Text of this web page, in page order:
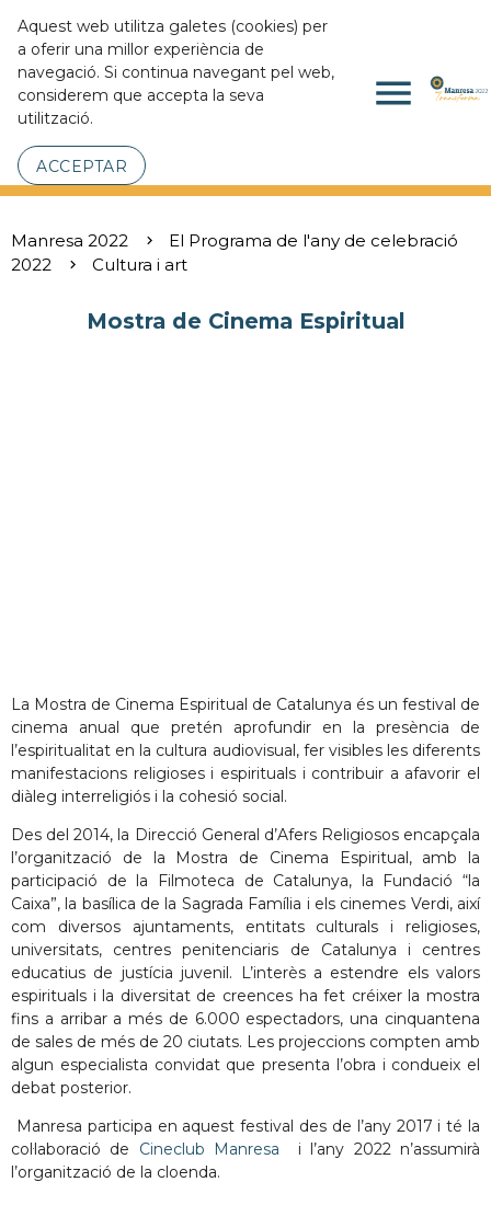
Aquest web utilitza galetes (cookies) per
a oferir una millor experiència de
navegació. Si continua navegant pel web,
considerem que accepta la seva
utilització.
ACCEPTAR
menu
Manresa 2022
El Programa de l'any de celebració
2022
Cultura i art
Mostra de Cinema Espiritual
La Mostra de Cinema Espiritual de Catalunya és un festival de
cinema anual que pretén aprofundir en la presència de
l’espiritualitat en la cultura audiovisual, fer visibles les diferents
manifestacions religioses i espirituals i contribuir a afavorir el
diàleg interreligiós i la cohesió social.
Des del 2014, la Direcció General d’Afers Religiosos encapçala
l’organització de la Mostra de Cinema Espiritual, amb la
participació de la Filmoteca de Catalunya, la Fundació “la
Caixa”, la basílica de la Sagrada Família i els cinemes Verdi, així
com diversos ajuntaments, entitats culturals i religioses,
universitats, centres penitenciaris de Catalunya i centres
educatius de justícia juvenil. L’interès a estendre els valors
espirituals i la diversitat de creences ha fet créixer la mostra
fins a arribar a més de 6.000 espectadors, una cinquantena
de sales de més de 20 ciutats. Les projeccions compten amb
algun especialista convidat que presenta l’obra i condueix el
debat posterior.
Manresa participa en aquest festival des de l’any 2017 i té la
col·laboració de Cineclub Manresa i l’any 2022 n’assumirà
l’organització de la cloenda.